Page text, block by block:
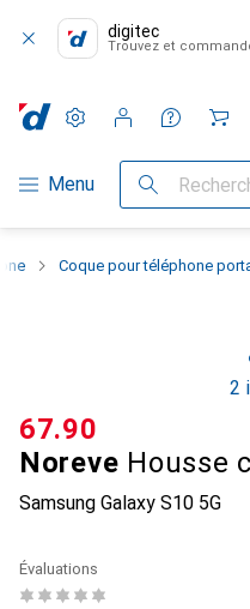
digitec
Trouvez et
Navigation par catégorie
Menu Recherche
Paramètres
Compte client
Listes de comparaison
Listes d'envies
Panier
Coque pour téléphone
2
Noreve Housse
Samsung Galaxy S10 5G
CHF
67.90
Évaluations